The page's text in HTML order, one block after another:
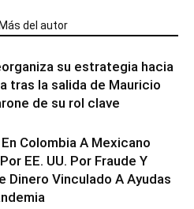
Más del autor
su estrategia hacia
tras la salida de Mauricio
de su rol clave
Colombia A Mexicano
EE. UU. Por Fraude Y
Dinero Vinculado A Ayudas